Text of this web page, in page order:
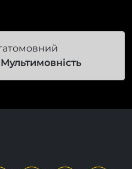
Мультимовність